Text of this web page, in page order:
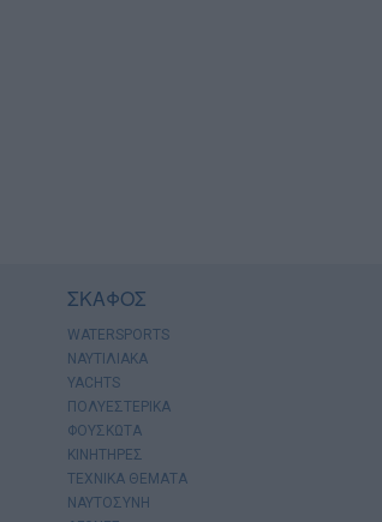
ΣΚΑΦΟΣ
WATERSPORTS
ΝΑΥΤΙΛΙΑΚΑ
YACHTS
ΠΟΛΥΕΣΤΕΡΙΚΑ
ΦΟΥΣΚΩΤΑ
ΚΙΝΗΤΗΡΕΣ
ΤΕΧΝΙΚΑ ΘΕΜΑΤΑ
ΝΑΥΤΟΣΥΝΗ